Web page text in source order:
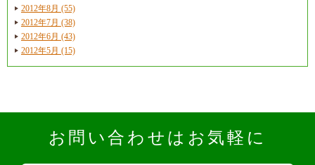
2012年8月 (55)
2012年7月 (38)
2012年6月 (43)
2012年5月 (15)
お問い合わせはお気軽に